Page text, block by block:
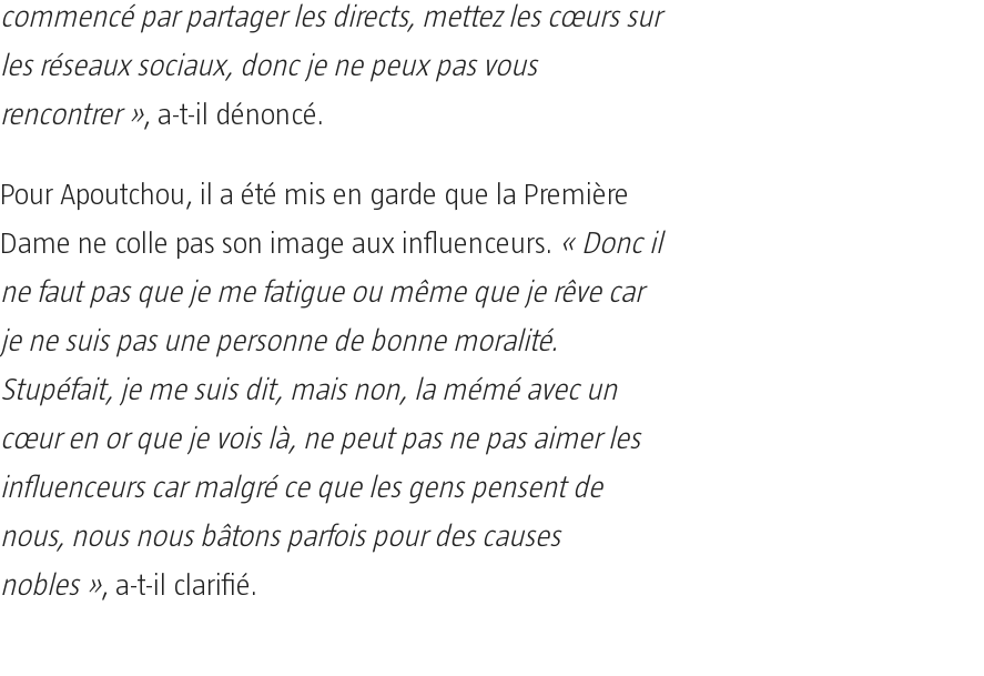
commencé par partager les directs, mettez les cœurs sur
les réseaux sociaux, donc je ne peux pas vous
rencontrer », a-t-il dénoncé.
Pour Apoutchou, il a été mis en garde que la Première
Dame ne colle pas son image aux influenceurs. « Donc il
ne faut pas que je me fatigue ou même que je rêve car
je ne suis pas une personne de bonne moralité.
Stupéfait, je me suis dit, mais non, la mémé avec un
cœur en or que je vois là, ne peut pas ne pas aimer les
influenceurs car malgré ce que les gens pensent de
nous, nous nous bâtons parfois pour des causes
nobles », a-t-il clarifié.